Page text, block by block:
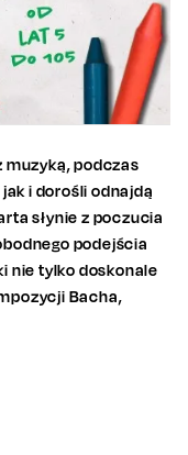
muzyką, podczas
i dorośli odnajdą
słynie z poczucia
podejścia
nie tylko doskonale
Bacha,